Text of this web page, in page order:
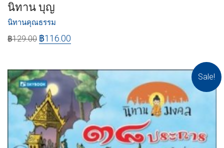
นิทาน บุญ
นิทานคุณธรรม
฿129.00 ฿116.00
Sale!